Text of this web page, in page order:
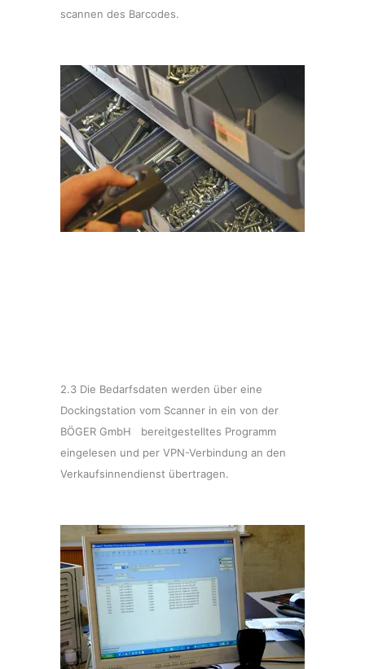
scannen des Barcodes.
2.3 Die Bedarfsdaten werden über eine
Dockingstation vom Scanner in ein von der
BÖGER GmbH bereitgestelltes Programm
eingelesen und per VPN-Verbindung an den
Verkaufsinnendienst übertragen.